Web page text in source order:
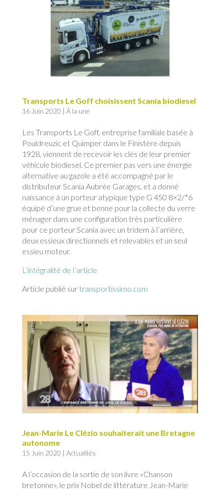
Transports Le Goff choisissent Scania biodiesel
16 Juin 2020 | À la une
Les Transports Le Goff, entreprise familiale basée à
Pouldreuzic et Quimper dans le Finistère depuis
1928, viennent de recevoir les clés de leur premier
véhicule biodiesel. Ce premier pas vers une énergie
alternative au gazole a été accompagné par le
distributeur Scania Aubrée Garages, et a donné
naissance à un porteur atypique type G 450 8×2/*6
équipé d’une grue et benne pour la collecte du verre
ménager dans une configuration très particulière
pour ce porteur Scania avec un tridem à l’arrière,
deux essieux directionnels et relevables et un seul
essieu moteur.
L’intégralité de l’article
Article publié sur transportissimo.com
Jean-Marie Le Clézio souhaiterait une Bretagne
autonome
15 Juin 2020 | Actualités
A l’occasion de la sortie de son livre «Chanson
bretonne», le prix Nobel de littérature Jean-Marie